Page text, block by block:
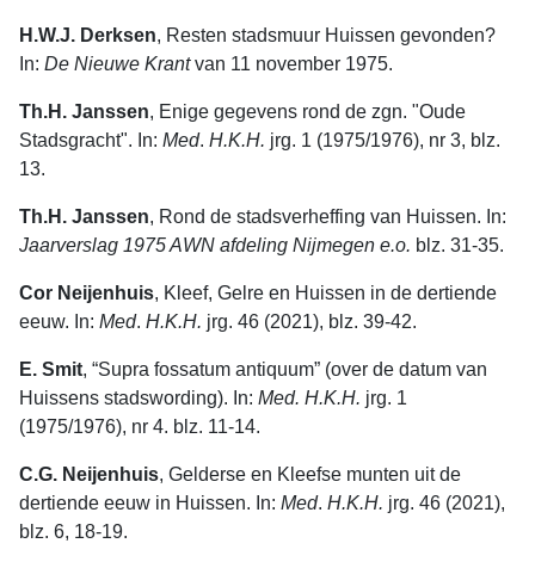
H.W.J. Derksen, Resten stadsmuur Huissen gevonden?
In: De Nieuwe Krantvan 11 november 1975.
Th.H. Janssen, Enige gegevens rond de zgn. "Oude
Stadsgracht". In: Med. H.K.H. jrg. 1 (1975/1976), nr 3, blz.
13.
Th.H. Janssen, Rond de stadsverheffing van Huissen. In:
Jaarverslag 1975 AWN afdeling Nijmegen e.o. blz. 31-35.
Cor Neijenhuis, Kleef, Gelre en Huissen in de dertiende
eeuw. In: Med. H.K.H. jrg. 46 (2021), blz. 39-42.
E. Smit, “Supra fossatum antiquum” (over de datum van
Huissens stadswording). In: Med. H.K.H. jrg. 1
(1975/1976), nr 4. blz. 11-14.
C.G. Neijenhuis, Gelderse en Kleefse munten uit de
dertiende eeuw in Huissen. In: Med. H.K.H. jrg. 46 (2021),
blz. 6, 18-19.